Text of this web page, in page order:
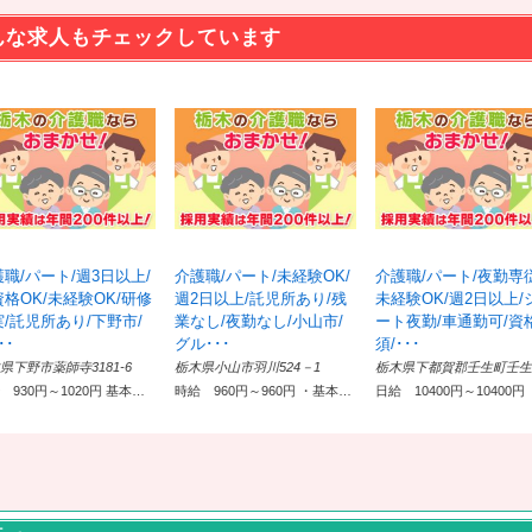
求人もチェックしています
職/パート/週3日以上/
格OK/未経験OK/研修
/託児所あり/下野市/
･
下野市薬師寺3181-6
介護職/パート/未経験OK/
週2日以上/託児所あり/残
業なし/夜勤なし/小山市/
グル･･･
栃木県小山市羽川524－1
介護職/パート/夜勤専
未経験OK/週2日以上/
ート夜勤/車通勤可/資
須/･･･
日給 10400円～10400円